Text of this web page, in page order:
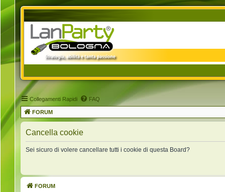
Collegamenti Rapidi FAQ
FORUM
Cancella cookie
Sei sicuro di volere cancellare tutti i cookie di questa Board?
FORUM